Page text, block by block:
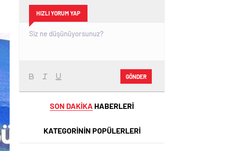
HIZLI YORUM YAP
GÖNDER
SON DAKİKA HABERLERİ
KATEGORİNİN POPÜLERLERİ